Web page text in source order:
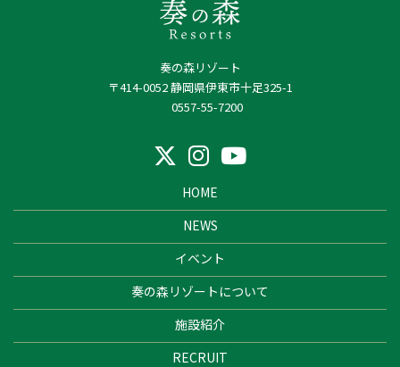
奏の森リゾート
〒414-0052 静岡県伊東市十足325-1
0557-55-7200
HOME
NEWS
イベント
奏の森リゾートについて
施設紹介
RECRUIT